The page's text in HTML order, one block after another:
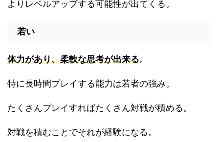
よりレベルアップする可能性が出てくる。
若い
体力があり、柔軟な思考が出来る。
特に長時間プレイする能力は若者の強み。
たくさんプレイすればたくさん対戦が積める。
対戦を積むことでそれが経験になる。